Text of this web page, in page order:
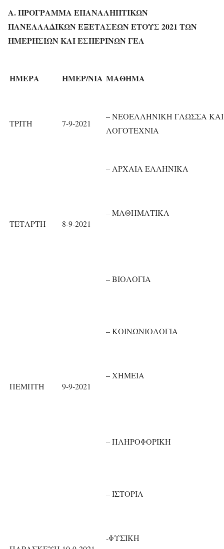
Α. ΠΡΟΓΡΑΜΜΑ ΕΠΑΝΑΛΗΠΤΙΚΩΝ
ΠΑΝΕΛΛΑΔΙΚΩΝ ΕΞΕΤΑΣΕΩΝ ΕΤΟΥΣ 2021 ΤΩΝ
ΗΜΕΡΗΣΙΩΝ ΚΑΙ ΕΣΠΕΡΙΝΩΝ ΓΕΛ
ΗΜΕΡΑ ΗΜΕΡ/ΝΙΑ ΜΑΘΗΜΑ
ΤΡΙΤΗ 7-9-2021
– ΝΕΟΕΛΛΗΝΙΚΗ ΓΛΩΣΣΑ ΚΑΙ
ΛΟΓΟΤΕΧΝΙΑ
ΤΕΤΑΡΤΗ 8-9-2021
– ΑΡΧΑΙΑ ΕΛΛΗΝΙΚΑ
– ΜΑΘΗΜΑΤΙΚΑ
– ΒΙΟΛΟΓΙΑ
ΠΕΜΠΤΗ 9-9-2021
– ΚΟΙΝΩΝΙΟΛΟΓΙΑ
– ΧΗΜΕΙΑ
– ΠΛΗΡΟΦΟΡΙΚΗ
– ΙΣΤΟΡΙΑ
-ΦΥΣΙΚΗ